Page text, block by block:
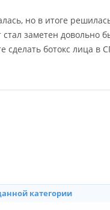
но в итоге
заметен довольно
сделать ботокс лица в
категории